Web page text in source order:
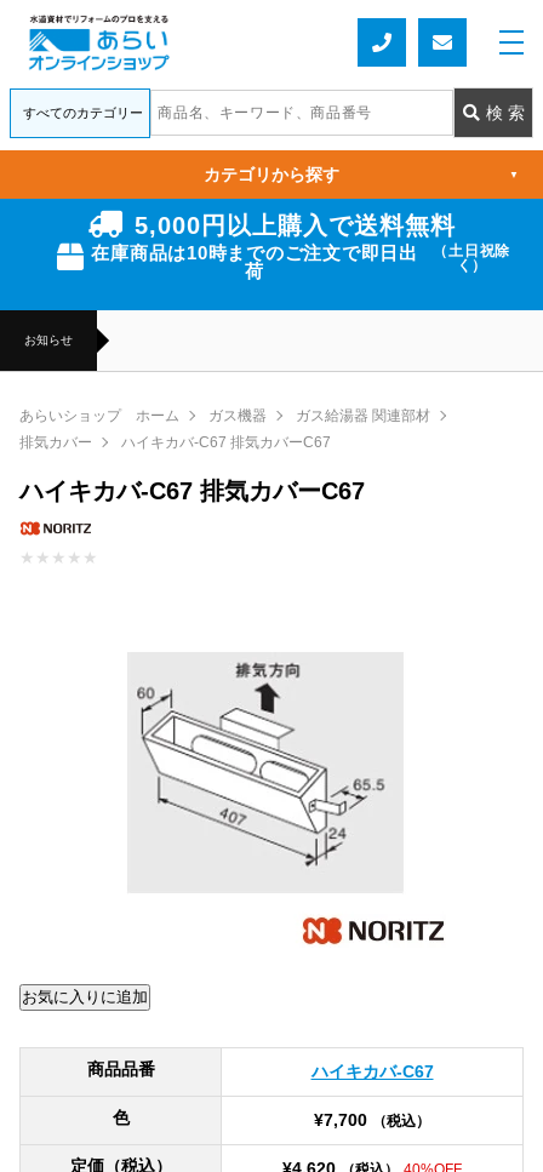
5,000円以上購入で送料無料
在庫商品は10時までのご注文で即日出
荷
（土日祝除
く）
お知らせ
カテゴリから探す ▼
あらいショップ ホーム ガス機器
ガス給湯器 関連部材
排気カバー
ハイキカバ-C67 排気カバーC67
ハイキカバ-C67 排気カバーC67
★ ★ ★ ★ ★
商品品番 ハイキカバ-C67
色 ¥7,700 （税込）
定価（税込）